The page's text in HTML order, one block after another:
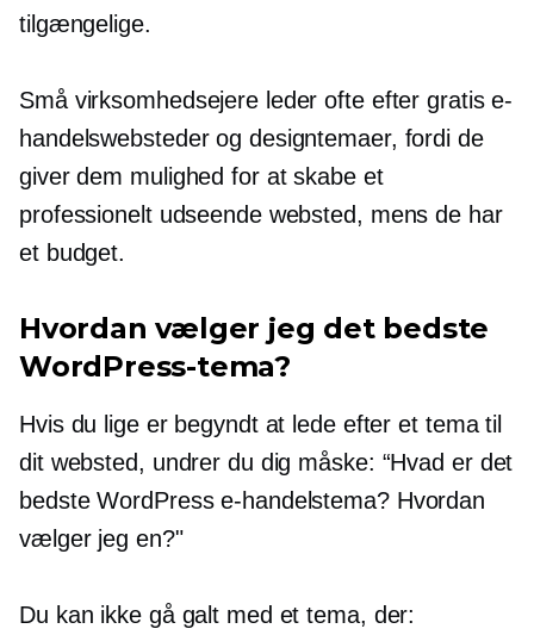
tilgængelige.
Små virksomhedsejere leder ofte efter gratis e-
handelswebsteder og designtemaer, fordi de
giver dem mulighed for at skabe et
professionelt udseende websted, mens de har
et budget.
Hvordan vælger jeg det bedste
WordPress-tema?
Hvis du lige er begyndt at lede efter et tema til
dit websted, undrer du dig måske: “Hvad er det
bedste WordPress e-handelstema? Hvordan
vælger jeg en?"
Du kan ikke gå galt med et tema, der: